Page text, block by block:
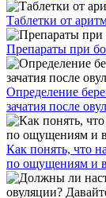
Таблетки от
Препараты при
Определение
зачатия после
Как понять, что
по ощущениям и